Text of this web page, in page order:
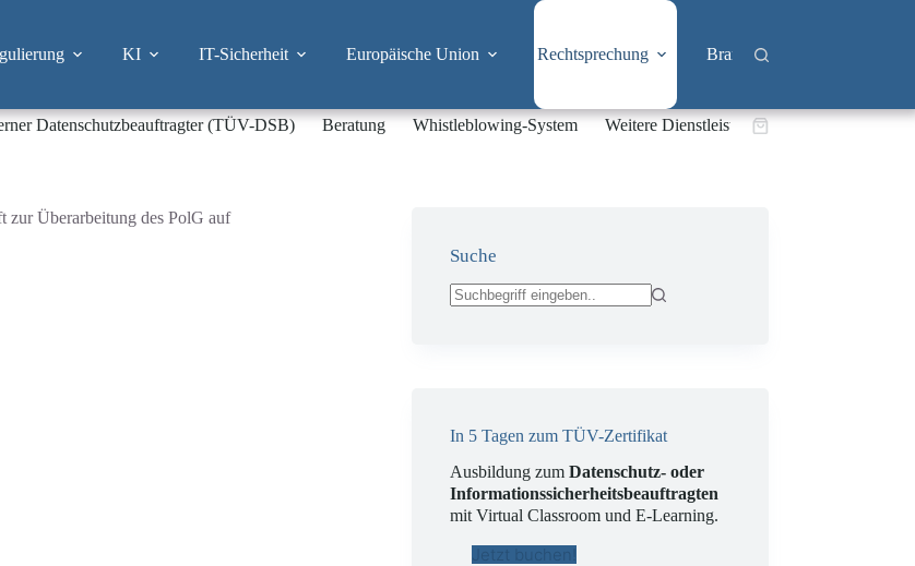
KI IT-Sicherheit Europäische Union Rechtsprechung Branchen
Datenschutzbeauftragter (TÜV-DSB) Beratung Whistleblowing-System Weitere DienstleistungenWarenkorb
Überarbeitung des PolG auf
Suche
In 5 Tagen zum TÜV-Zertifikat
Ausbildung zumDatenschutz- oder
Informationssicherheitsbeauftragten
mit Virtual Classroom und E-Learning.
Jetzt buchen!